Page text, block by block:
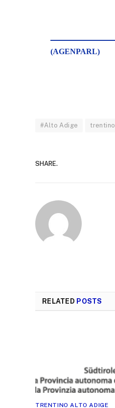
(AGENPARL)
#Alto Adige trentino
SHARE.
RELATED POSTS
TRENTINO ALTO ADIGE